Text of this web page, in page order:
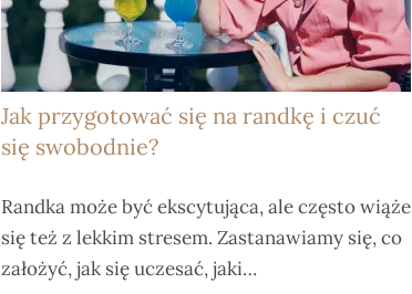
Jak przygotować się na randkę i czuć
się swobodnie?
Randka może być ekscytująca, ale często wiąże
się też z lekkim stresem. Zastanawiamy się, co
założyć, jak się uczesać, jaki…